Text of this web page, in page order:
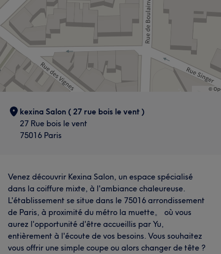
Expérimenté/e Expert/e 18
Professionnel/le
kexina Salon ( 27 rue bois le vent )
27 Rue bois le vent
75016 Paris
Venez découvrir Kexina Salon, un espace spécialisé
dans la coiffure mixte, à l'ambiance chaleureuse.
L'établissement se situe dans le 75016 arrondissement
de Paris, à proximité du métro la muette。 où vous
aurez l'opportunité d'être accueillis par Yu,
entièrement à l'écoute de vos besoins. Vous souhaitez
vous offrir une simple coupe ou alors changer de tête ?